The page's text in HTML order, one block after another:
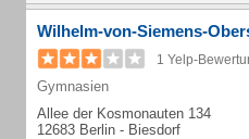
Wilhelm-von-Siemens-
1 Yelp-
Gymnasien
Allee der Kosmonauten 134
12683 Berlin - Biesdorf